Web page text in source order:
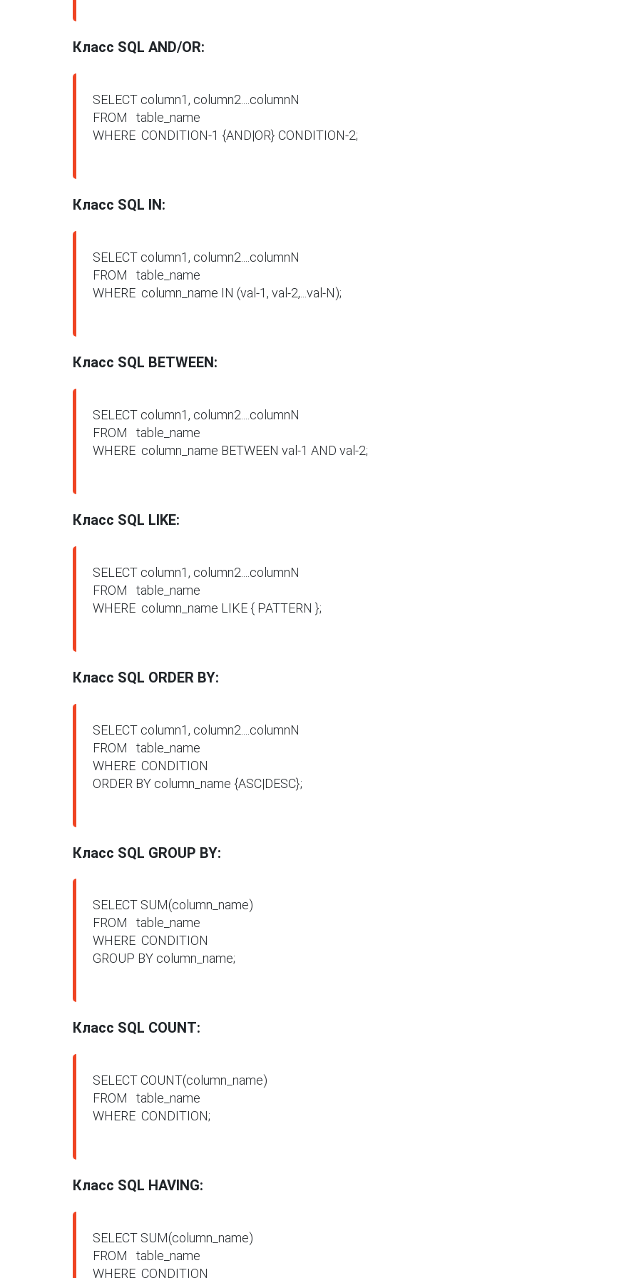
Класс SQL AND/OR:
SELECT column1, column2....columnN
FROM   table_name
WHERE  CONDITION-1 {AND|OR} CONDITION-2;
Класс SQL IN:
SELECT column1, column2....columnN
FROM   table_name
WHERE  column_name IN (val-1, val-2,...val-N);
Класс SQL BETWEEN:
SELECT column1, column2....columnN
FROM   table_name
WHERE  column_name BETWEEN val-1 AND val-2;
Класс SQL LIKE:
SELECT column1, column2....columnN
FROM   table_name
WHERE  column_name LIKE { PATTERN };
Класс SQL ORDER BY:
SELECT column1, column2....columnN
FROM   table_name
WHERE  CONDITION
ORDER BY column_name {ASC|DESC};
Класс SQL GROUP BY:
SELECT SUM(column_name)
FROM   table_name
WHERE  CONDITION
GROUP BY column_name;
Класс SQL COUNT:
SELECT COUNT(column_name)
FROM   table_name
WHERE  CONDITION;
Класс SQL HAVING:
SELECT SUM(column_name)
FROM   table_name
WHERE  CONDITION